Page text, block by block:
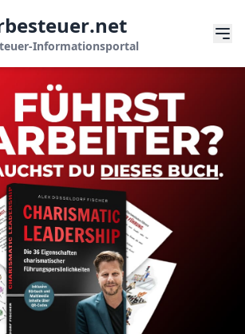
.net
Informationsportal